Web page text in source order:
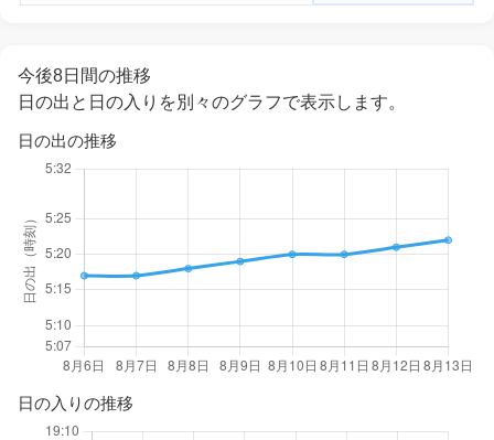
今後8日間の推移
日の出と日の入りを別々のグラフで表示します。
日の出の推移
日の入りの推移